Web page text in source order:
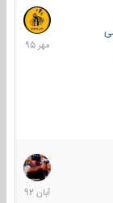
27
مهر
1395
22
آبان
1392